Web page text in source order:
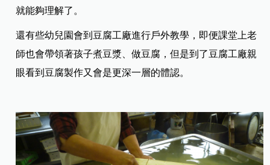
就能夠理解了。
還有些幼兒園會到豆腐工廠進行戶外教學，即便課堂上老
師也會帶領著孩子煮豆漿、做豆腐，但是到了豆腐工廠親
眼看到豆腐製作又會是更深一層的體認。